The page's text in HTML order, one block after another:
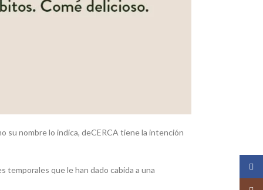
su nombre lo indica, deCERCA tiene la intención
temporales que le han dado cabida a una